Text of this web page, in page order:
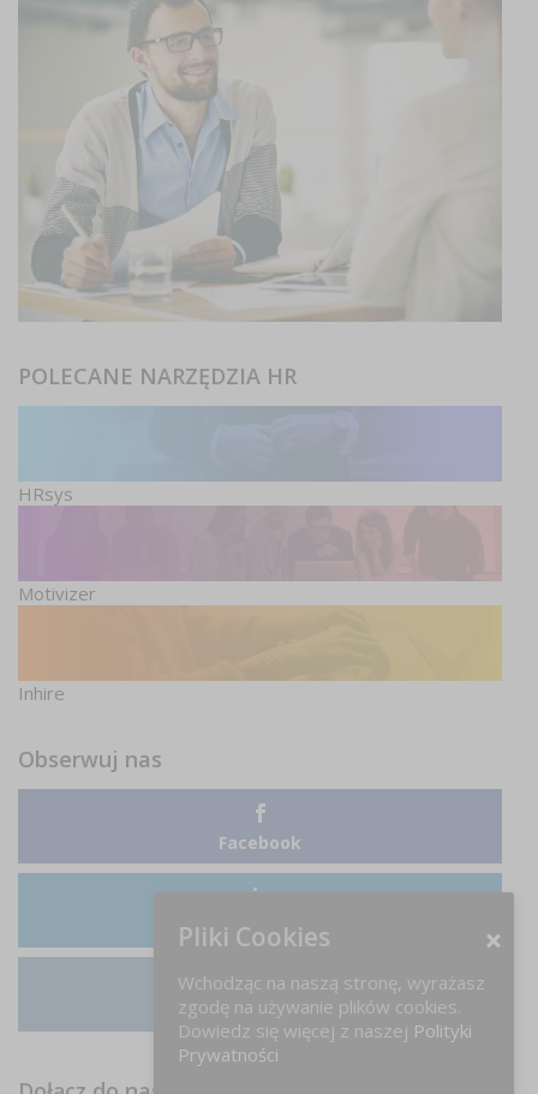
POLECANE NARZĘDZIA HR
HRsys
Motivizer
Inhire
Obserwuj nas
Facebook
LinkedIn
Instagram
Pliki Cookies
Wchodząc na naszą stronę, wyrażasz
zgodę na używanie plików cookies.
Dowiedz się więcej z naszej Polityki
Prywatności